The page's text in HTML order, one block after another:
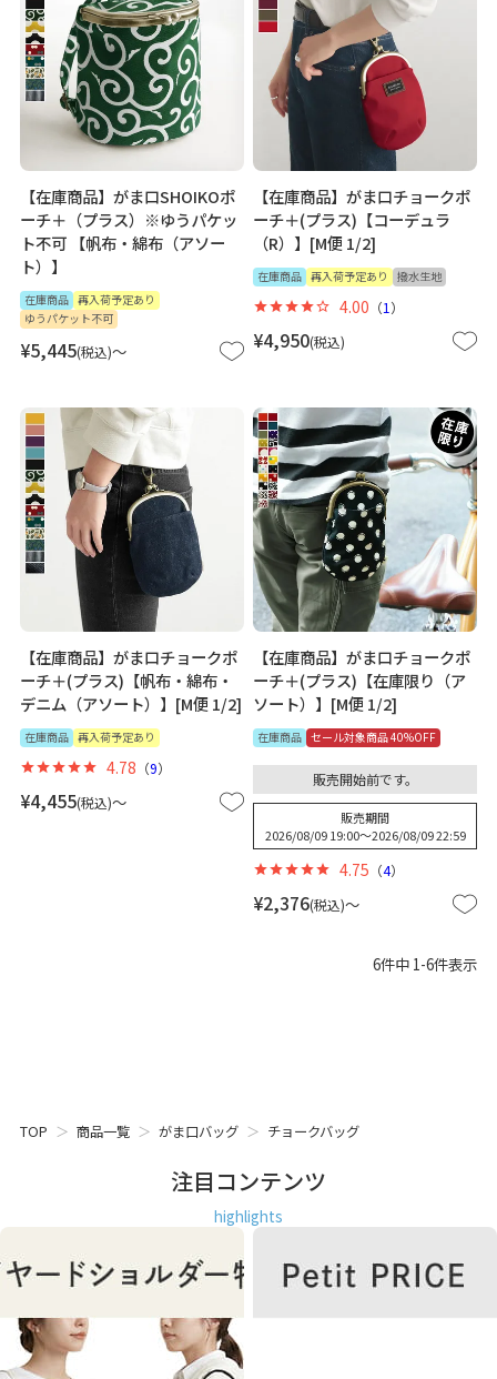
【在庫商品】がま口SHOIKOポ
ーチ＋（プラス）※ゆうパケッ
ト不可 【帆布・綿布（アソー
ト）】
在庫商品 再入荷予定あり
ゆうパケット不可
¥5,445 税込 〜
【在庫商品】がま口チョークポ
ーチ＋(プラス)【コーデュラ
（R）】[M便 1/2]
在庫商品 再入荷予定あり 撥水生地
¥4,950 税込
4.00 （1 ）
【在庫商品】がま口チョークポ
ーチ＋(プラス)【帆布・綿布・
デニム（アソート）】[M便 1/2]
在庫商品 再入荷予定あり
¥4,455 税込 〜
4.78 （9）
【在庫商品】がま口チョークポ
ーチ＋(プラス)【在庫限り（ア
ソート）】[M便 1/2]
在庫商品 セール対象商品 40%OFF
¥2,376 税込 〜
販売開始前です。
販売期間
2026/08/09 19:00〜2026/08/09 22:59
4.75 （4）
6件中 1-6件表示
TOP 商品一覧 がま口バッグ チョークバッグ
注目コンテンツ
highlights